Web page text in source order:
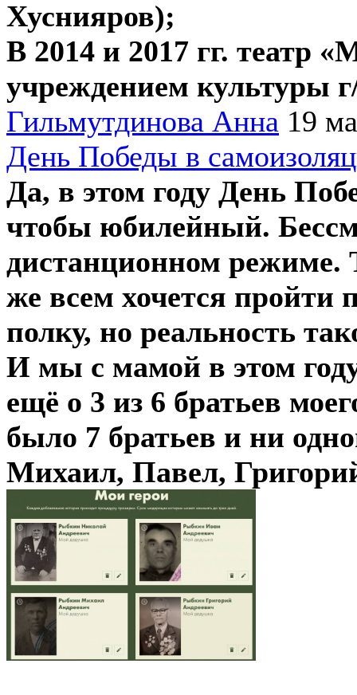
Хуснияров);
В 2014 и 2017 гг. театр
учреждением культуры
Гильмутдинова Анна 19
День Победы в
Да, в этом году День
чтобы юбилейный.
дистанционном режиме.
же всем хочется пройти
полку, но реальность
И мы с мамой в этом
ещё о 3 из 6 братьев
было 7 братьев и ни
Михаил, Павел,